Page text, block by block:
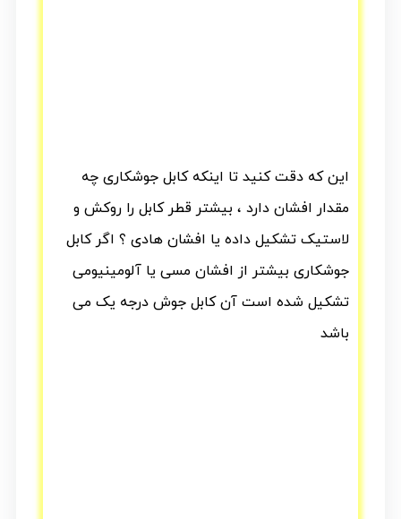
این که دقت کنید تا اینکه کابل جوشکاری چه
مقدار افشان دارد ، بیشتر قطر کابل را روکش و
لاستیک تشکیل داده یا افشان هادی ؟ اگر کابل
جوشکاری بیشتر از افشان مسی یا آلومینیومی
تشکیل شده است آن کابل جوش درجه یک می
باشد